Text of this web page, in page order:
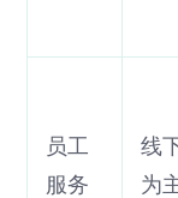
员工
服务
线
为